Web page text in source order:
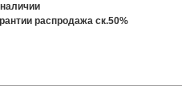
распродажа ск.50%